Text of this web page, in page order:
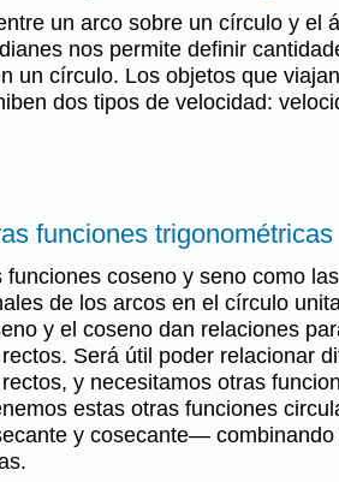
un arco sobre un círculo y el
nos permite definir
un círculo. Los objetos que
dos tipos de velocidad:
funciones trigonométricas
funciones coseno y seno como
de los arcos en el círculo
y el coseno dan relaciones
Será útil poder relacionar
y necesitamos otras
estas otras funciones
y cosecante—